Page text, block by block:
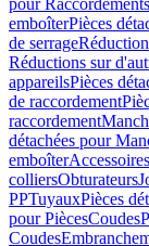
pour Raccordements
emboîterPièces
de serrage
Réductions sur
appareilsPièces
de raccordement
raccordement
détachées pour
emboîterAccessoires
colliersObturateurs
PPTuyauxPièces
pour PiècesCoudes
Coudes